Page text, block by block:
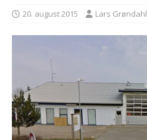
20. august 2015 Lars Grøndahl